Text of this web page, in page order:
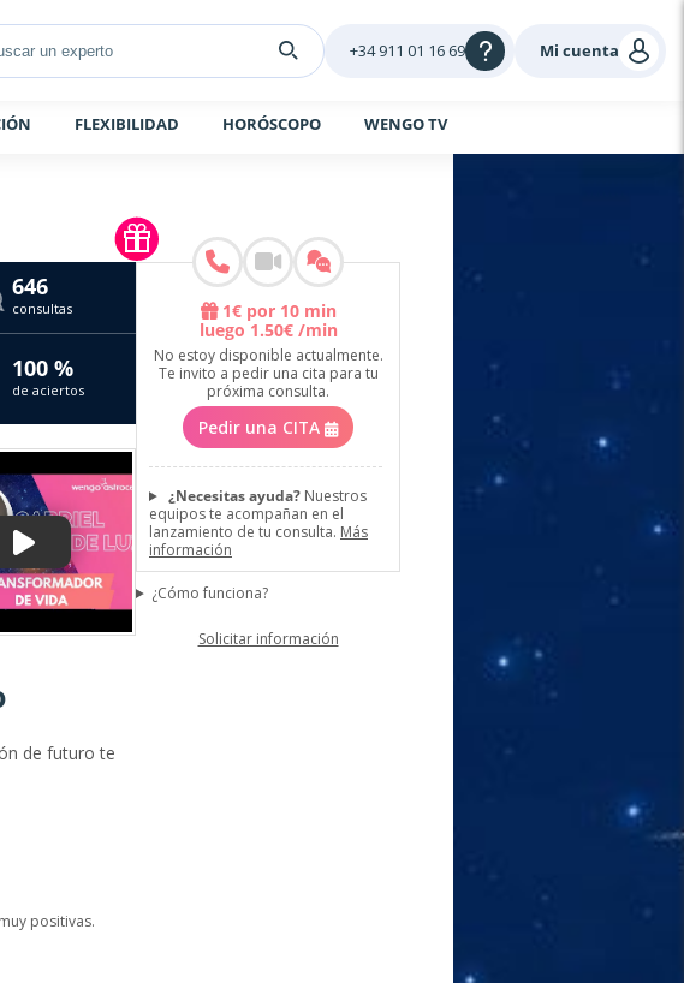
Mi cuenta
+34 911 01 16 69
FLEXIBILIDAD HORÓSCOPO WENGO TV
646
consultas
100 %
de aciertos
de futuro te
positivas.
1€por 10 min
luego 1.50€/min
No estoy disponible actualmente.
Te invito a pedir una cita para tu
próxima consulta.
Pedir una CITA
¿Necesitas ayuda?Nuestros
equipos te acompañan en el
lanzamiento de tu consulta. Más
información
¿Cómo funciona?
Solicitar información